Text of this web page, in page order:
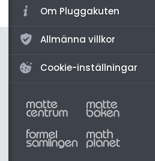
Om Pluggakuten
Allmänna villkor
Cookie-inställningar